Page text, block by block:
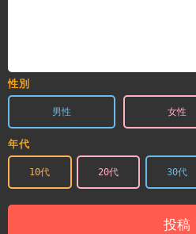
性別
男性 女性
年代
10代 20代 30代
投稿